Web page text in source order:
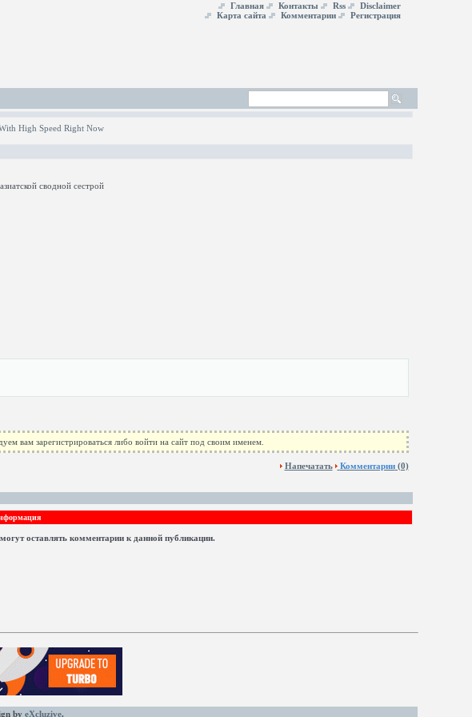
Главная Контакты Rss
Disclaimer
Карта сайта
Комментарии Регистрация
вам зарегистрироваться либо войти на сайт под своим именем.
Напечатать Комментарии(0)
оставлять комментарии к данной публикации.
by eXcluzive.